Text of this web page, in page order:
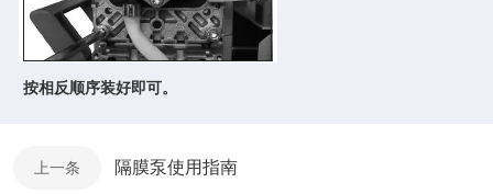
按相反顺序装好即可。
上一条 隔膜泵使用指南